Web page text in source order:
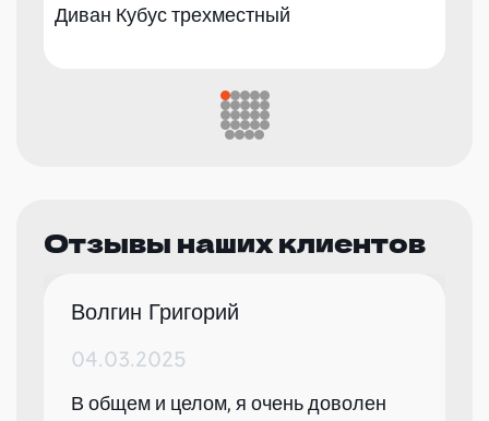
Диван Кубус трехместный
Отзывы наших клиентов
Волгин Григорий
04.03.2025
В общем и целом, я очень доволен